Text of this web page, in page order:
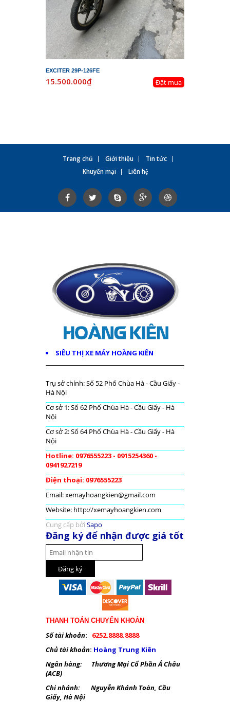
EXCITER 29P-126FE
15.500.000₫ Đặt mua
Trang chủ Giới thiệu
Tin tức
Khuyến mại
Liên hệ
SIÊU THỊ XE MÁY HOÀNG KIÊN
Trụ sở chính: Số 52 Phố Chùa Hà - Cầu Giấy -
Hà Nội
Cơ sở 1: Số 62 Phố Chùa Hà - Cầu Giấy - Hà
Nội
Cơ sở 2: Số 64 Phố Chùa Hà - Cầu Giấy - Hà
Nội
Hotline: 0976555223 - 0915254360 -
0941927219
Điện thoại: 0976555223
Email: xemayhoangkien@gmail.com
Website: http://xemayhoangkien.com
Cung cấp bởi Sapo
Đăng ký để nhận được giá tốt
THANH TOÁN CHUYỂN KHOẢN
Số tài khoản:
6252.8888.8888
Chủ tài khoản: Hoàng Trung Kiên
Ngân hàng: Thương Mại Cổ Phần Á Châu
(ACB)
Chi nhánh: Nguyễn Khánh Toàn, Cầu
Giấy, Hà Nội